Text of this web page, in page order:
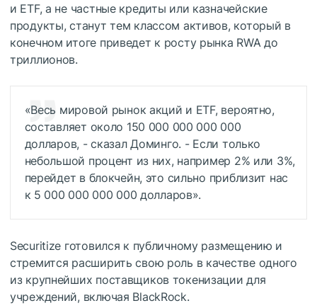
и ETF, а не частные кредиты или казначейские
продукты, станут тем классом активов, который в
конечном итоге приведет к росту рынка RWA до
триллионов.
«Весь мировой рынок акций и ETF, вероятно,
составляет около 150 000 000 000 000
долларов, - сказал Доминго. - Если только
небольшой процент из них, например 2% или 3%,
перейдет в блокчейн, это сильно приблизит нас
к 5 000 000 000 000 долларов».
Securitize готовился к публичному размещению и
стремится расширить свою роль в качестве одного
из крупнейших поставщиков токенизации для
учреждений, включая BlackRock.